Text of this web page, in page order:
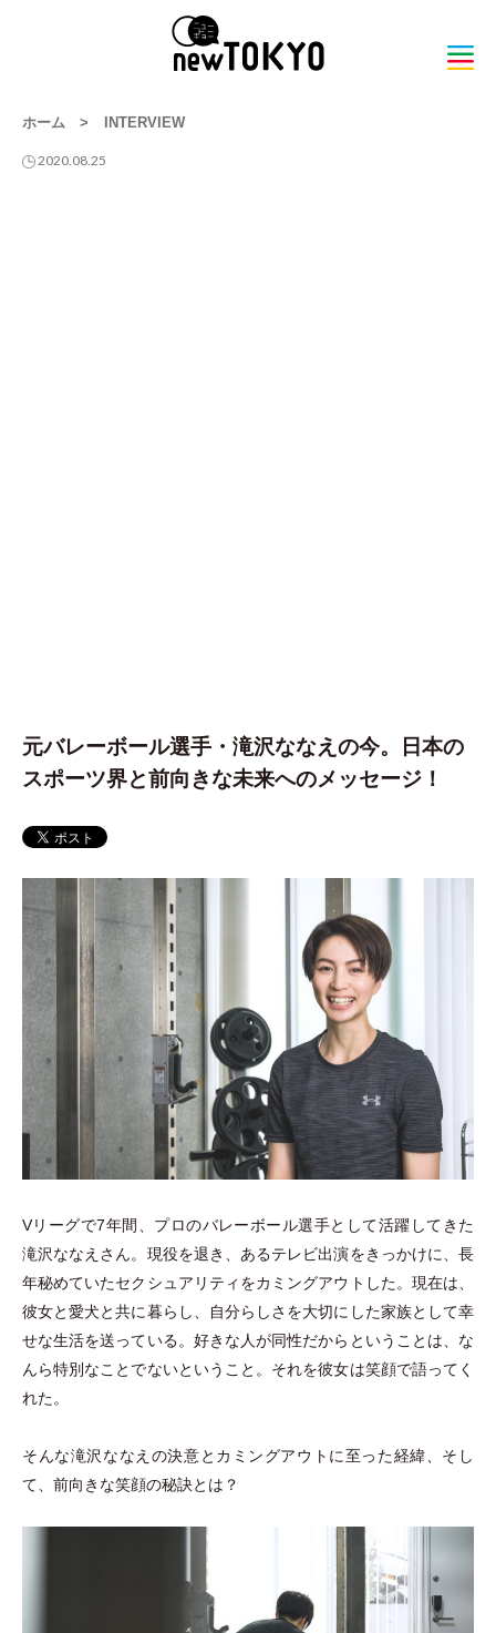
ホーム > INTERVIEW
2020.08.25
元バレーボール選手・滝沢ななえの今。日本の
スポーツ界と前向きな未来へのメッセージ！
Vリーグで7年間、プロのバレーボール選手として活躍してきた
滝沢ななえさん。現役を退き、あるテレビ出演をきっかけに、長
年秘めていたセクシュアリティをカミングアウトした。現在は、
彼女と愛犬と共に暮らし、自分らしさを大切にした家族として幸
せな生活を送っている。好きな人が同性だからということは、な
んら特別なことでないということ。それを彼女は笑顔で語ってく
れた。
そんな滝沢ななえの決意とカミングアウトに至った経緯、そし
て、前向きな笑顔の秘訣とは？